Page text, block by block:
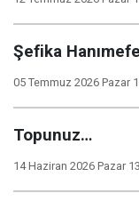
Şefika
05 Temmuz 2026 Pazar
Topunuz…
14 Haziran 2026 Pazar